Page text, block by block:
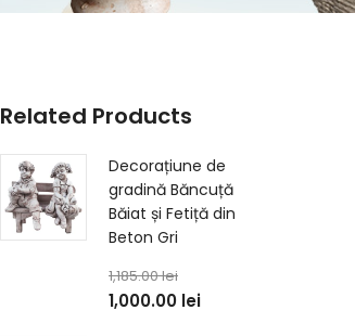
Related Products
Decorațiune de
gradină Băncuță
Băiat și Fetiță din
Beton Gri
1,185.00lei
1,000.00 lei